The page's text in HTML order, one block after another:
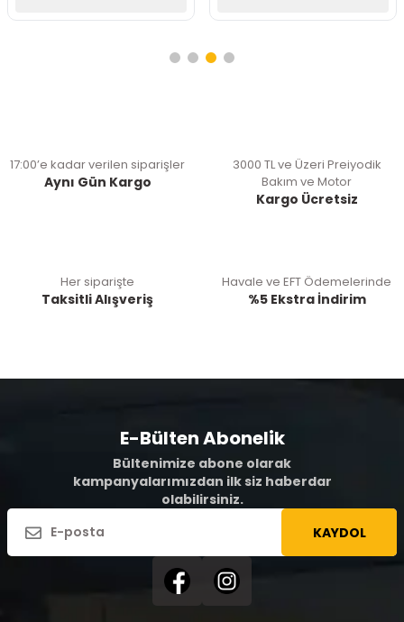
17:00’e kadar verilen siparişler
Aynı Gün Kargo
3000 TL ve Üzeri Preiyodik
Bakım ve Motor
Kargo Ücretsiz
Her siparişte
Taksitli Alışveriş
Havale ve EFT Ödemelerinde
%5 Ekstra İndirim
E-Bülten Abonelik
Bültenimize abone olarak
kampanyalarımızdan ilk siz haberdar
olabilirsiniz.
KAYDOL